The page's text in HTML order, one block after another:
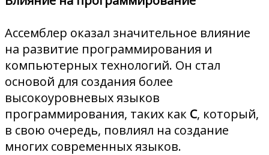
Ассемблер оказал значительное влияние
на развитие программирования и
компьютерных технологий. Он стал
основой для создания более
высокоуровневых языков
программирования, таких как C, который,
в свою очередь, повлиял на создание
многих современных языков.